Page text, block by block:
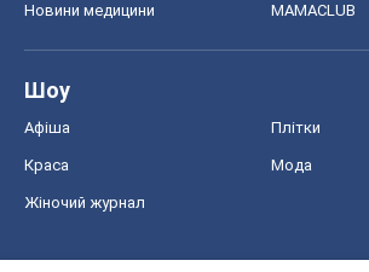
Новини медицини MAMACLUB
Шоу
Афіша Плітки
Краса Мода
Жіночий журнал